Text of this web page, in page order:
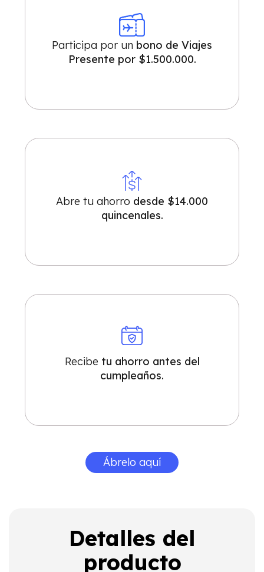
Participa por un bono de Viajes
Presente por $1.500.000.
Abre tu ahorro desde $14.000
quincenales.
Recibe tu ahorro antes del
cumpleaños.
Ábrelo aquí
Detalles del
producto